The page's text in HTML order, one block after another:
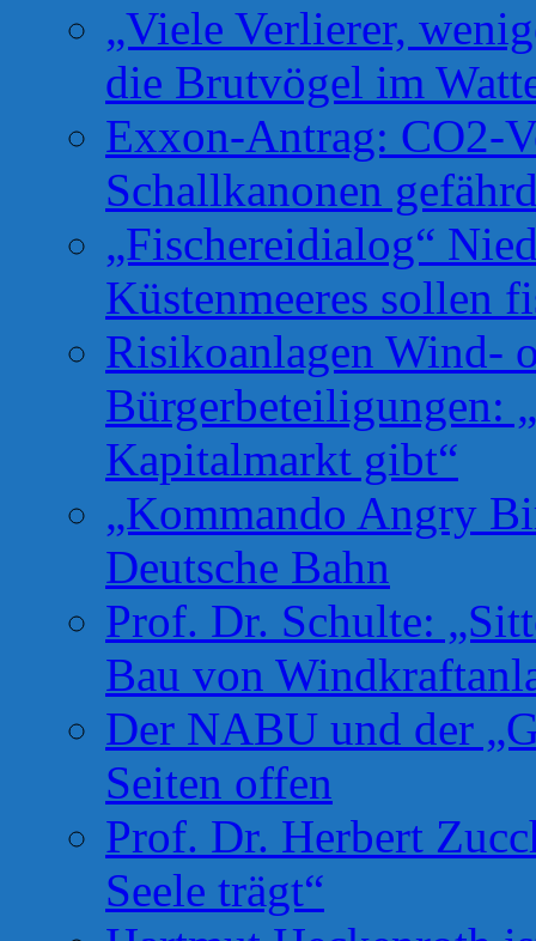
„Viele Verlierer,
die Brutvögel im
Exxon-Antrag: CO2-
Schallkanonen
„Fischereidialog“
Küstenmeeres sollen
Risikoanlagen Wind-
Bürgerbeteiligungen:
Kapitalmarkt gibt“
„Kommando Angry
Deutsche Bahn
Prof. Dr. Schulte:
Bau von
Der NABU und der
Seiten offen
Prof. Dr. Herbert
Seele trägt“